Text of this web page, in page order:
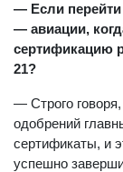
— Если перейти
— авиации,
сертификацию
21?
— Строго
одобрений
сертификаты, и
успешно